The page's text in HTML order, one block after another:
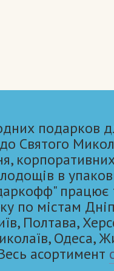
подарков
Святого
в
працює
по містам
Полтава,
Одеса,
асортимент